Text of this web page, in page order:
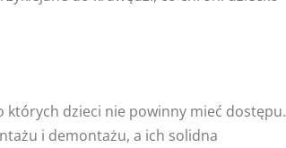
których dzieci nie powinny mieć dostępu.
i demontażu, a ich solidna